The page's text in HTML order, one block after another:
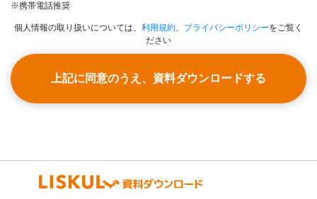
※携帯電話推奨
個人情報の取り扱いについては、 利用規約、 プライバシーポリシーをご覧く
ださい
上記に同意のうえ、資料ダウンロードする